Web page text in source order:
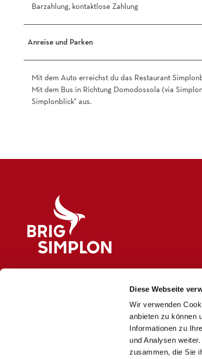
Diese Webseite
Wir verwenden
anbieten zu können
Informationen zu
und Analysen
zusammen, die Sie
Barzahlung, kontaktlose Zahlung
Anreise und Parken
Mit dem Auto erreichst du das Restaurant
Mit dem Bus in Richtung Domodossola (via
Simplonblick" aus.